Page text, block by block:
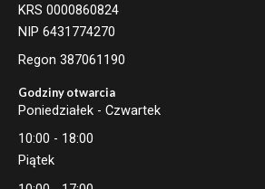
KRS 0000860824
NIP 6431774270
Regon 387061190
Godziny otwarcia
Poniedziałek - Czwartek
10:00 - 18:00
Piątek